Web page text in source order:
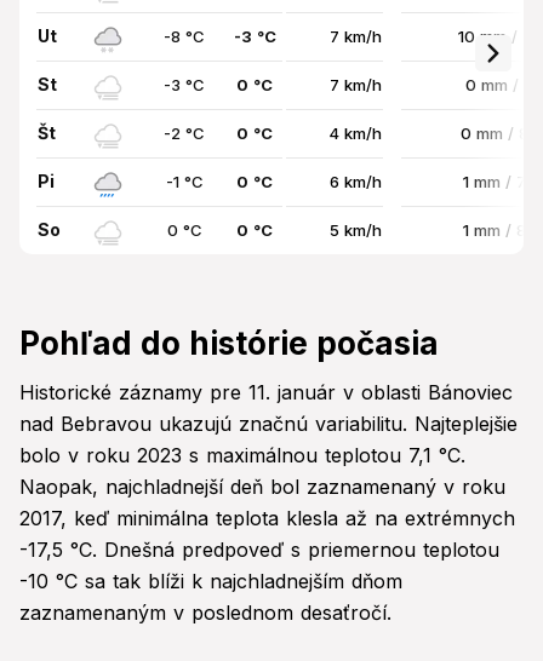
Ut -8 °C -3 °C 7 km/h 10 mm /
St -3 °C 0 °C 7 km/h 0 mm /
Št -2 °C 0 °C 4 km/h 0 mm /
Pi -1 °C 0 °C 6 km/h 1 mm /
So 0 °C 0 °C 5 km/h 1 mm /
Pohľad do histórie počasia
Historické záznamy pre 11. január v oblasti Bánoviec
nad Bebravou ukazujú značnú variabilitu. Najteplejšie
bolo v roku 2023 s maximálnou teplotou 7,1 °C.
Naopak, najchladnejší deň bol zaznamenaný v roku
2017, keď minimálna teplota klesla až na extrémnych
-17,5 °C. Dnešná predpoveď s priemernou teplotou
-10 °C sa tak blíži k najchladnejším dňom
zaznamenaným v poslednom desaťročí.